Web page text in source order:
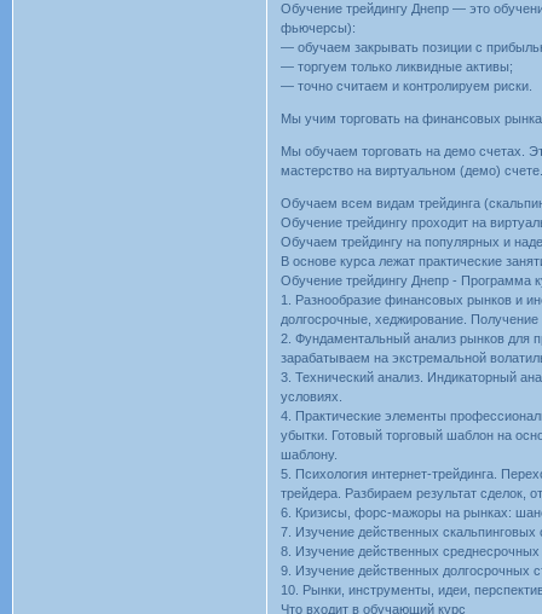
Обучение трейдингу Днепр — это
фьючерсы):
— обучаем закрывать позиции с
— торгуем только ликвидные активы;
— точно считаем и контролируем риски.
Мы учим торговать на финансовых
Мы обучаем торговать на демо счетах.
мастерство на виртуальном (демо)
Обучаем всем видам трейдинга
Обучение трейдингу проходит на
Обучаем трейдингу на популярных и
В основе курса лежат практические
Обучение трейдингу Днепр - Программа
1. Разнообразие финансовых рынков и
долгосрочные, хеджирование.
2. Фундаментальный анализ рынков для
зарабатываем на экстремальной
3. Технический анализ. Индикаторный
условиях.
4. Практические элементы
убытки. Готовый торговый шаблон на
шаблону.
5. Психология интернет-трейдинга.
трейдера. Разбираем результат
6. Кризисы, форс-мажоры на рынках:
7. Изучение действенных скальпинговых
8. Изучение действенных
9. Изучение действенных долгосрочных
10. Рынки, инструменты, идеи,
Что входит в обучающий курс